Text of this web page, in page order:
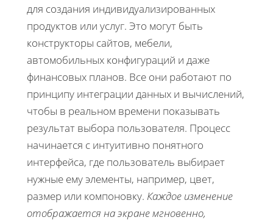
для создания индивидуализированных
продуктов или услуг. Это могут быть
конструкторы сайтов, мебели,
автомобильных конфигураций и даже
финансовых планов. Все они работают по
принципу интеграции данных и вычислений,
чтобы в реальном времени показывать
результат выбора пользователя. Процесс
начинается с интуитивно понятного
интерфейса, где пользователь выбирает
нужные ему элементы, например, цвет,
размер или компоновку. Каждое изменение
отображается на экране мгновенно,